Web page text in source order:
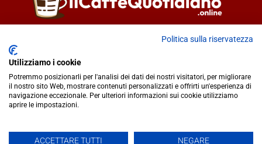
Fiorella Falci
redazione@ilcaffequotidiano.online
C.F. 92076900858
Chi siamo
IlCaffèQuotidiano.online è una testata giornalistica registrata
Politica sulla riservatezza
Utilizziamo i cookie
Potremmo posizionarli per l'analisi dei dati dei nostri visitatori, per migliorare
il nostro sito Web, mostrare contenuti personalizzati e offrirti un'esperienza di
navigazione eccezionale. Per ulteriori informazioni sui cookie utilizziamo
aprire le impostazioni.
ACCETTARE TUTTI NEGARE